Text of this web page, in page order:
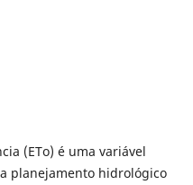
(ETo) é uma variável
planejamento hidrológico